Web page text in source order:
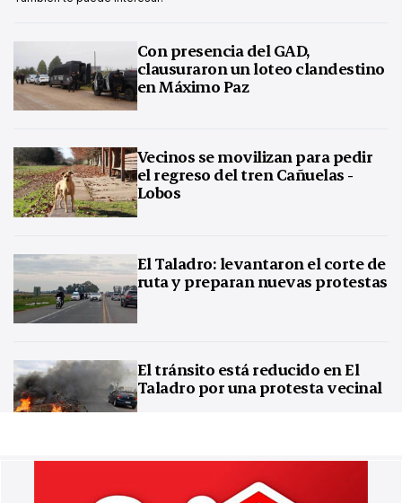
Con presencia del GAD,
clausuraron un loteo clandestino
en Máximo Paz
Vecinos se movilizan para pedir
el regreso del tren Cañuelas -
Lobos
El Taladro: levantaron el corte de
ruta y preparan nuevas protestas
El tránsito está reducido en El
Taladro por una protesta vecinal